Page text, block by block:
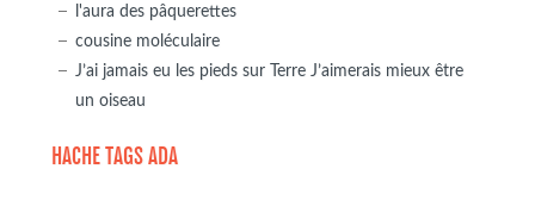
l'aura des pâquerettes
cousine moléculaire
J’ai jamais eu les pieds sur Terre J’aimerais mieux être
un oiseau
HACHE TAGS ADA